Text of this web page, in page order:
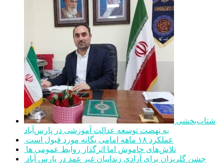
به نهضت توسعه عدالت آموزشی در پارس‌آباد
عملکرد ۱۸ ماهه امامی یگانه مورد قبول است
تلاش‌های خاموش اما اثرگذار روابط عمومی ها